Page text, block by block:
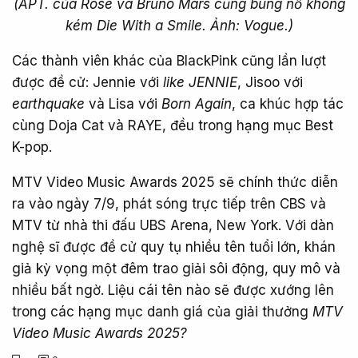
(APT. của Rosé và Bruno Mars cũng bùng nổ không
kém Die With a Smile. Ảnh: Vogue.)
Các thành viên khác của BlackPink cũng lần lượt
được đề cử: Jennie với like JENNIE, Jisoo với
earthquake và Lisa với Born Again, ca khúc hợp tác
cùng Doja Cat và RAYE, đều trong hạng mục Best
K-pop.
MTV Video Music Awards 2025 sẽ chính thức diễn
ra vào ngày 7/9, phát sóng trực tiếp trên CBS và
MTV từ nhà thi đấu UBS Arena, New York. Với dàn
nghệ sĩ được đề cử quy tụ nhiều tên tuổi lớn, khán
giả kỳ vọng một đêm trao giải sôi động, quy mô và
nhiều bất ngờ. Liệu cái tên nào sẽ được xướng lên
trong các hạng mục danh giá của giải thưởng MTV
Video Music Awards 2025?